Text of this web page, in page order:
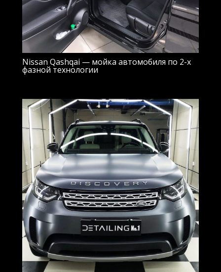
Nissan Qashqai — мойка автомобиля по 2-х
фазной технологии